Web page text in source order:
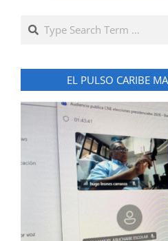
Search
EL PULSO CARIBE